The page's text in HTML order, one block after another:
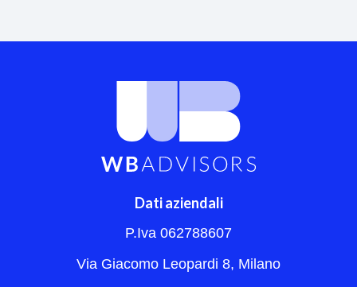
Dati aziendali
P.Iva 062788607
Via Giacomo Leopardi 8, Milano